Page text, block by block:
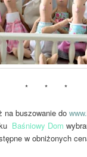
* * *
na buszowanie do
Baśniowy Dom
w obniżonych